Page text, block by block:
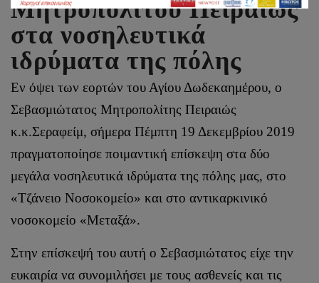
Μητροπολίτου Πειραιώς
στα νοσηλευτικά
ιδρύματα της πόλης
Εν όψει των εορτών του Αγίου Δωδεκαημέρου, ο
Σεβασμιώτατος Μητροπολίτης Πειραιώς
κ.κ.Σεραφείμ, σήμερα Πέμπτη 19 Δεκεμβρίου 2019
πραγματοποίησε ποιμαντική επίσκεψη στα δύο
μεγάλα νοσηλευτικά ιδρύματα της πόλης μας, στο
«Τζάνειο Νοσοκομείο» και στο αντικαρκινικό
νοσοκομείο «Μεταξά».
Στην επίσκεψή του αυτή ο Σεβασμιώτατος είχε την
ευκαιρία να συνομιλήσει με τους ασθενείς και τις